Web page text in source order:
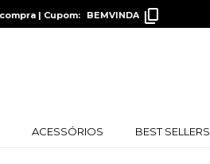
ACESSÓRIOS BEST SELLERS